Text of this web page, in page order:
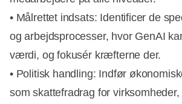
• Målrettet indsats: Identificer de
og arbejdsprocesser, hvor GenAI
værdi, og fokusér kræfterne der.
• Politisk handling: Indfør
som skattefradrag for